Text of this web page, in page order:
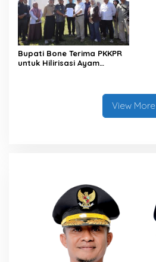
Bupati Bone Terima PKKPR
untuk Hilirisasi Ayam
View More